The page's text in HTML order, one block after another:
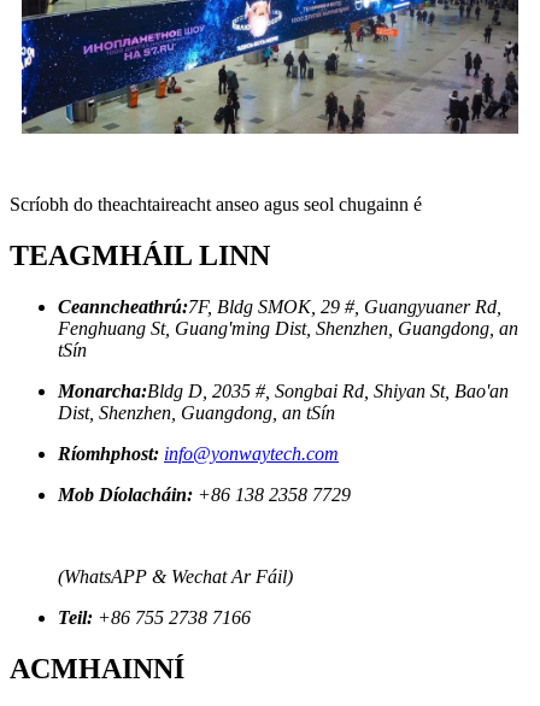
Scríobh do theachtaireacht anseo agus seol chugainn é
TEAGMHÁIL LINN
Ceanncheathrú:7F, Bldg SMOK, 29 #, Guangyuaner Rd,
Fenghuang St, Guang'ming Dist, Shenzhen, Guangdong, an
tSín
Monarcha:Bldg D, 2035 #, Songbai Rd, Shiyan St, Bao'an
Dist, Shenzhen, Guangdong, an tSín
Ríomhphost: info@yonwaytech.com
Mob Díolacháin: +86 138 2358 7729
(WhatsAPP & Wechat Ar Fáil)
Teil: +86 755 2738 7166
ACMHAINNÍ